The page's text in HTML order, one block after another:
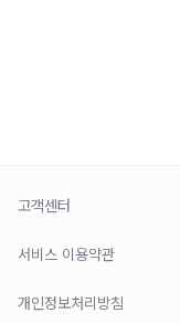
고객센터
서비스 이용약관
개인정보처리방침